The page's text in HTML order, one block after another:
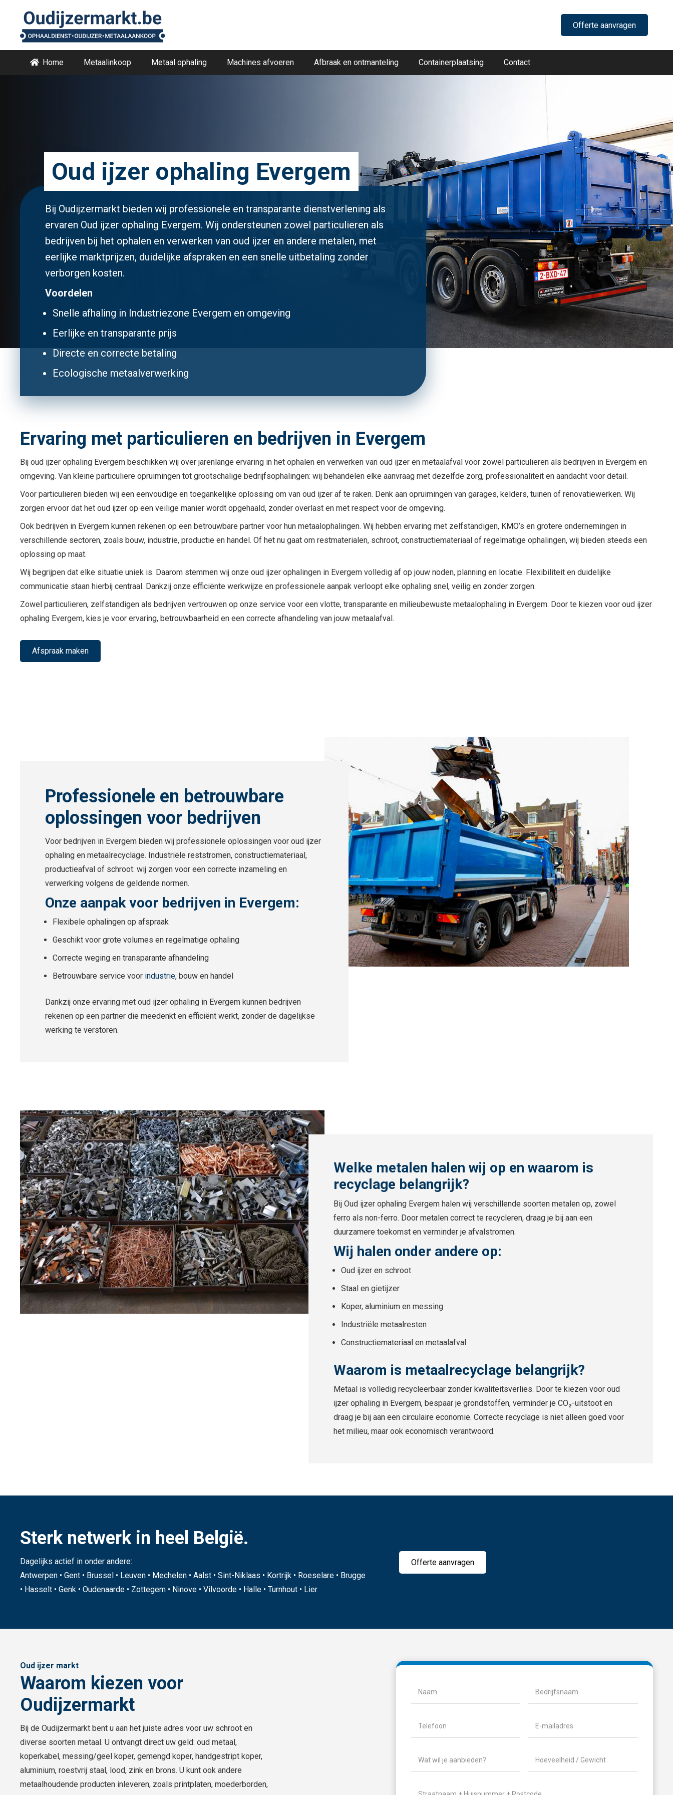
Offerte aanvragen
Home Metaalinkoop Metaal ophaling Machines afvoeren Afbraak en ontmanteling Containerplaatsing Contact
Oud ijzer ophaling Evergem
Bij Oudijzermarkt bieden wij professionele en transparante dienstverlening als
ervaren Oud ijzer ophaling Evergem. Wij ondersteunen zowel particulieren als
bedrijven bij het ophalen en verwerken van oud ijzer en andere metalen, met
eerlijke marktprijzen, duidelijke afspraken en een snelle uitbetaling zonder
verborgen kosten.
Voordelen
Snelle afhaling in Industriezone Evergem en omgeving
Eerlijke en transparante prijs
Directe en correcte betaling
Ecologische metaalverwerking
Ervaring met particulieren en bedrijven in Evergem
Bij oud ijzer ophaling Evergem beschikken wij over jarenlange ervaring in het ophalen en verwerken van oud ijzer en metaalafval voor zowel particulieren als bedrijven in Evergem en
omgeving. Van kleine particuliere opruimingen tot grootschalige bedrijfsophalingen: wij behandelen elke aanvraag met dezelfde zorg, professionaliteit en aandacht voor detail.
Voor particulieren bieden wij een eenvoudige en toegankelijke oplossing om van oud ijzer af te raken. Denk aan opruimingen van garages, kelders, tuinen of renovatiewerken. Wij
zorgen ervoor dat het oud ijzer op een veilige manier wordt opgehaald, zonder overlast en met respect voor de omgeving.
Ook bedrijven in Evergem kunnen rekenen op een betrouwbare partner voor hun metaalophalingen. Wij hebben ervaring met zelfstandigen, KMO’s en grotere ondernemingen in
verschillende sectoren, zoals bouw, industrie, productie en handel. Of het nu gaat om restmaterialen, schroot, constructiemateriaal of regelmatige ophalingen, wij bieden steeds een
oplossing op maat.
Wij begrijpen dat elke situatie uniek is. Daarom stemmen wij onze oud ijzer ophalingen in Evergem volledig af op jouw noden, planning en locatie. Flexibiliteit en duidelijke
communicatie staan hierbij centraal. Dankzij onze efficiënte werkwijze en professionele aanpak verloopt elke ophaling snel, veilig en zonder zorgen.
Zowel particulieren, zelfstandigen als bedrijven vertrouwen op onze service voor een vlotte, transparante en milieubewuste metaalophaling in Evergem. Door te kiezen voor oud ijzer
ophaling Evergem, kies je voor ervaring, betrouwbaarheid en een correcte afhandeling van jouw metaalafval.
Afspraak maken
Professionele en betrouwbare
oplossingen voor bedrijven
Voor bedrijven in Evergem bieden wij professionele oplossingen voor oud ijzer
ophaling en metaalrecyclage. Industriële reststromen, constructiemateriaal,
productieafval of schroot: wij zorgen voor een correcte inzameling en
verwerking volgens de geldende normen.
Onze aanpak voor bedrijven in Evergem:
Flexibele ophalingen op afspraak
Geschikt voor grote volumes en regelmatige ophaling
Correcte weging en transparante afhandeling
Betrouwbare service voor industrie, bouw en handel
Dankzij onze ervaring met oud ijzer ophaling in Evergem kunnen bedrijven
rekenen op een partner die meedenkt en efficiënt werkt, zonder de dagelijkse
werking te verstoren.
Welke metalen halen wij op en waarom is
recyclage belangrijk?
Bij Oud ijzer ophaling Evergem halen wij verschillende soorten metalen op, zowel
ferro als non-ferro. Door metalen correct te recycleren, draag je bij aan een
duurzamere toekomst en verminder je afvalstromen.
Wij halen onder andere op:
Oud ijzer en schroot
Staal en gietijzer
Koper, aluminium en messing
Industriële metaalresten
Constructiemateriaal en metaalafval
Waarom is metaalrecyclage belangrijk?
Metaal is volledig recycleerbaar zonder kwaliteitsverlies. Door te kiezen voor oud
ijzer ophaling in Evergem, bespaar je grondstoffen, verminder je CO₂-uitstoot en
draag je bij aan een circulaire economie. Correcte recyclage is niet alleen goed voor
het milieu, maar ook economisch verantwoord.
Sterk netwerk in heel België.
Dagelijks actief in onder andere:
Antwerpen • Gent • Brussel • Leuven • Mechelen • Aalst • Sint-Niklaas • Kortrijk • Roeselare • Brugge
• Hasselt • Genk • Oudenaarde • Zottegem • Ninove • Vilvoorde • Halle • Turnhout • Lier
Offerte aanvragen
Oud ijzer markt
Waarom kiezen voor
Oudijzermarkt
Bij de Oudijzermarkt bent u aan het juiste adres voor uw schroot en
diverse soorten metaal. U ontvangt direct uw geld: oud metaal,
koperkabel, messing/geel koper, gemengd koper, handgestript koper,
aluminium, roestvrij staal, lood, zink en brons. U kunt ook andere
metaalhoudende producten inleveren, zoals printplaten, moederborden,